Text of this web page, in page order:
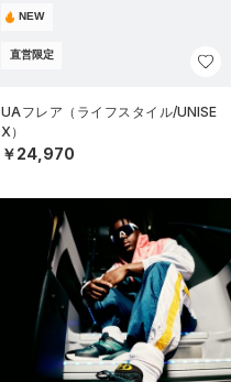
NEW
直営限定
UAフレア（ライフスタイル/UNISE
X）
￥24,970